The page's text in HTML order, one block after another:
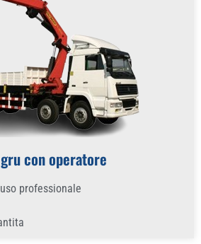
con operatore
professionale